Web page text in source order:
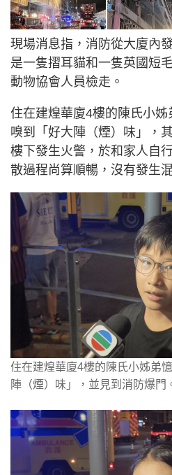
現場消息指，消防從大廈內
是一隻摺耳貓和一隻英國短
動物協會人員檢走。
住在建煌華廈4樓的陳氏小
嗅到「好大陣（煙）味」，
樓下發生火警，於和家人自
散過程尚算順暢，沒有發生
住在建煌華廈4樓的陳氏小姊弟
陣（煙）味」，並見到消防爆門